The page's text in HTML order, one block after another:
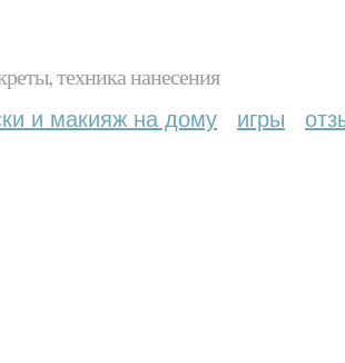
техника нанесения
и макияж на дому игры